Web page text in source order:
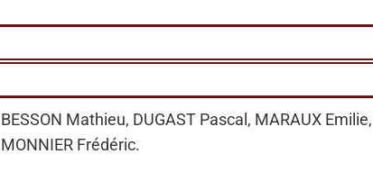
BESSON Mathieu, DUGAST Pascal, MARAUX
MONNIER Frédéric.